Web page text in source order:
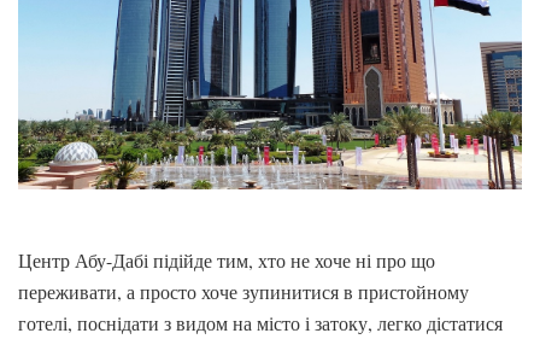
Центр Абу-Дабі підійде тим, хто не хоче ні про що
переживати, а просто хоче зупинитися в пристойному
готелі, поснідати з видом на місто і затоку, легко дістатися